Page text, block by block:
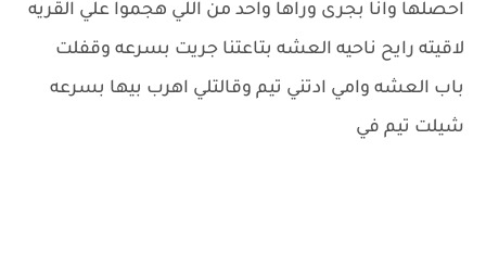
احصلها وانا بجرى وراها واحد من اللي هجموا علي القريه
لاقيته رايح ناحيه العشه بتاعتنا جريت بسرعه وقفلت
باب العشه وامي ادتني تيم وقالتلي اهرب بيها بسرعه
شيلت تيم في